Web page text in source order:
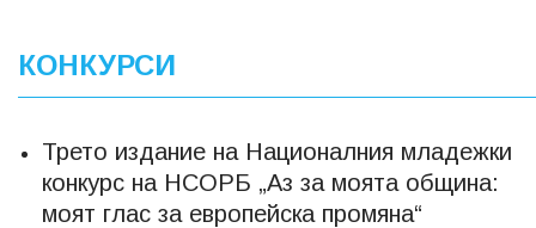
КОНКУРСИ
Трето издание на Националния младежки
конкурс на НСОРБ „Аз за моята община:
моят глас за европейска промяна“